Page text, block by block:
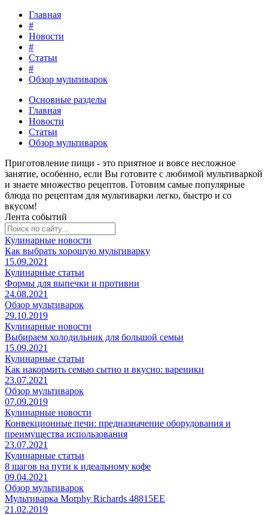
Главная
#
Новости
#
Статьи
#
Обзор мультиварок
Основные разделы
Главная
Новости
Статьи
Обзор мультиварок
Приготовление пищи - это приятное и вовсе несложное
занятие, особенно, если Вы готовите с любимой мультиваркой
и знаете множество рецептов. Готовим самые популярные
блюда по рецептам для мультиварки легко, быстро и со
вкусом!
Лента событий
Кулинарные новости
Как выбрать хорошую мультиварку
15.09.2021
Кулинарные статьи
Формы для выпечки и противни
24.08.2021
Обзор мультиварок
29.10.2019
Кулинарные новости
Выбираем холодильник для большой семьи
15.09.2021
Кулинарные статьи
Как накормить семью сытно и вкусно: вареники
23.07.2021
Обзор мультиварок
07.09.2019
Кулинарные новости
Конвекционные печи: предназначение оборудования и
преимущества использования
23.07.2021
Кулинарные статьи
8 шагов на пути к идеальному кофе
09.04.2021
Обзор мультиварок
Мультиварка Morphy Richards 48815EE
21.02.2019